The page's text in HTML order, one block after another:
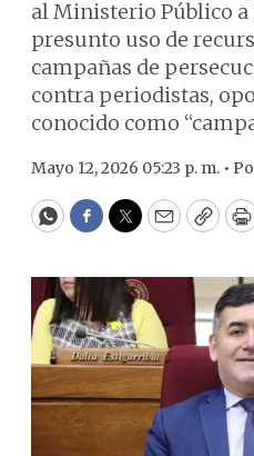
al Ministerio Público
presunto uso de
campañas de
contra periodistas,
conocido como
Mayo 12, 2026 05:23 p. m. •
WhatsApp
Facebook
Twitter
EmailCopy